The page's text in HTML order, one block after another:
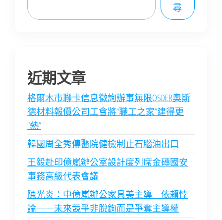
尋
近期文章
格爾木市聯卡信息徵詢辦事無限OSDER奧斯
德材料報價公司工會將“職工之家”建得更
“熱”
韓國周全秀傳醫院健檢制止石腦油出口
王毅赴印億嵐辦公室設計度列席金磚國安
事務高級代表會議
陳光炎：中億嵐辦公家具美主導—依賴悖
論——未來競爭非脫鉤而是爭奪主導權